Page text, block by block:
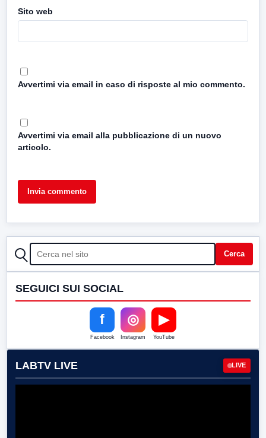
Sito web
Avvertimi via email in caso di risposte al mio commento.
Avvertimi via email alla pubblicazione di un nuovo
articolo.
CERCA Cerca
SEGUICI SUI SOCIAL
f
Facebook
◎
Instagram
▶
YouTube
LABTV LIVE LIVE